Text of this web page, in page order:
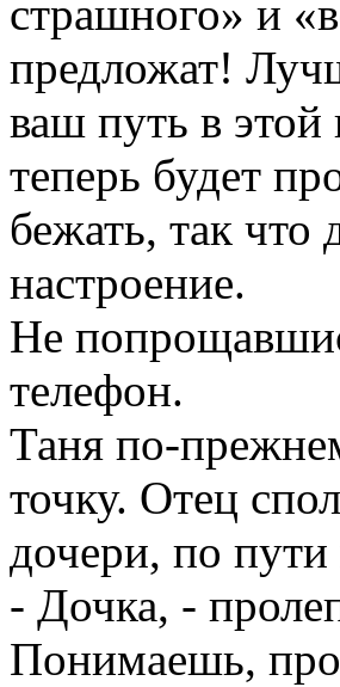
страшного» и
предложат!
ваш путь в
теперь будет
бежать, так что
настроение.
Не
телефон.
Таня по-
точку. Отец
дочери, по
- Дочка, -
Понимаешь,